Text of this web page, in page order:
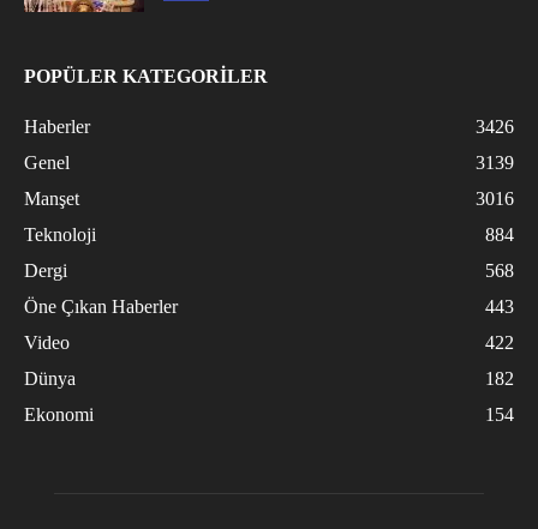
POPÜLER KATEGORİLER
Haberler
3426
Genel
3139
Manşet
3016
Teknoloji
884
Dergi
568
Öne Çıkan Haberler
443
Video
422
Dünya
182
Ekonomi
154